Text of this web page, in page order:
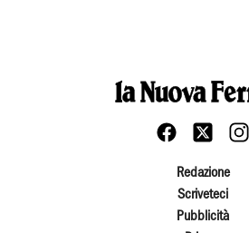
Redazione
Scriveteci
Pubblicità